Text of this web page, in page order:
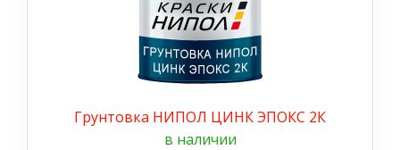
Грунтовка НИПОЛ ЦИНК ЭПОКС 2К
в наличии